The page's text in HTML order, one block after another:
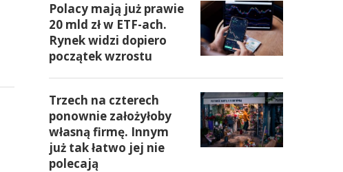
Polacy mają już prawie
20 mld zł w ETF-ach.
Rynek widzi dopiero
początek wzrostu
Trzech na czterech
ponownie założyłoby
własną firmę. Innym
już tak łatwo jej nie
polecają